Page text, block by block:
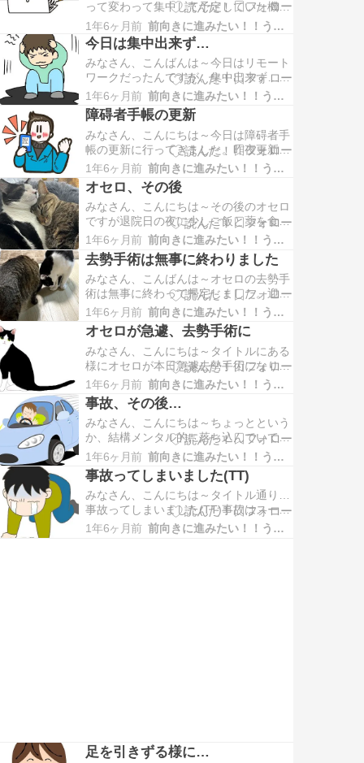
かもしれません。若い頃はバ…
って変わって集中して予定していた機能
の作成をちゃんと出来ました。頭も冴え
ていてサクサクと出来て仕事していて気
持ち良かったです。今週は今日で終わり
です。あとは来週の月曜日に出勤です。
日曜部の夜に不安になったり葛藤したり
は間違いなくするだろうなぁ～…
1年6ヶ月前 前向きに進みたい！！うつな自分
今日は集中出来ず…
みなさん、こんばんは～今日はリモート
ワークだったんですが、集中出来ず…ダ
ラダラと1日が終ってしまいました。ち
ょっと自己嫌悪な感じです。明日もリモ
ートワークなので明日は頑張って仕事を
進めようと心に誓うのであります（笑）
1年6ヶ月前 前向きに進みたい！！うつな自分
障碍者手帳の更新
みなさん、こんにちは～今日は障碍者手
帳の更新に行ってきました。昨夜更新に
必要と思われる書類（障碍者手帳・障碍
者年金証書・年金更新通知書・年金支給
額の通知書）などを準備して、手帳用の
写真をスマホで撮ってセブンで印刷する
準備をしました。今朝セブンで写真を印
刷し、区役所に行ったのですが…
1年6ヶ月前 前向きに進みたい！！うつな自分
オセロ、その後
みなさん、こんにちは～その後のオセロ
ですが退院日の夜に少しご飯と薬を食べ
ました。ちゃんと食べられたので安心し
ましたが昨日の朝に朝御飯と薬をあげた
ら、吐いてしまいました。昨夜に先住猫
の御飯も食べたんだと思います。またま
た胃の調子も麻酔から覚めて不調だった
んだと思います。その後はあま…
1年6ヶ月前 前向きに進みたい！！うつな自分
去勢手術は無事に終わりました
みなさん、こんばんは～オセロの去勢手
術は無事に終わって帰宅しました。迎え
に行った時には直ぐにゴロゴロ言って甘
えてきました。大変だったね、オセロ。
自宅に帰ってきたら先住猫のココアが心
配して直ぐに寄ってきて毛繕いをしてま
した。食欲もあるし大丈夫かなぁ？でも
これから数日は傷口も見ながら…
1年6ヶ月前 前向きに進みたい！！うつな自分
オセロが急遽、去勢手術に
みなさん、こんにちは～タイトルにある
様にオセロが本日急遽去勢手術になりま
した。さきほど病院に預けてきました。
帰りは18時過ぎです。ことの流れは予定
では18日に肝臓の数値をみる通院だった
のですが、オセロのマーキングが始まり
大変だったので昨日急遽通院し肝臓の値
を調べて貰いました、結果…
1年6ヶ月前 前向きに進みたい！！うつな自分
事故、その後…
みなさん、こんにちは～ちょっとという
か、結構メンタル的に落ち込んでいて毎
日やっていたブログの更新が出来ません
でした。今日は幸いにも通院だったので
先生と少し話をしてきました。その時に
聞いた話を書きたいと思います。まずは
怪我とか大きな事故でなかった事を良か
ったと受け入れましょう。また…
1年6ヶ月前 前向きに進みたい！！うつな自分
事故ってしまいました(TT)
みなさん、こんにちは～タイトル通り…
事故ってしまいました(TT)事故はスーパ
ーマーケットの駐車場から右折で出ると
ころで左折で入ろうとしてた車と右側面
1年6ヶ月前 前向きに進みたい！！うつな自分
足を引きずる様に…